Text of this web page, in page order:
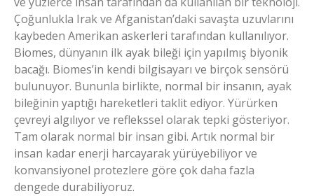
Çoğunlukla Irak ve Afganistan’daki savaşta uzuvlarını
kaybeden Amerikan askerleri tarafından kullanılıyor.
Biomes, dünyanın ilk ayak bileği için yapılmış biyonik
bacağı. Biomes’in kendi bilgisayarı ve birçok sensörü
bulunuyor. Bununla birlikte, normal bir insanın, ayak
bileğinin yaptığı hareketleri taklit ediyor. Yürürken
çevreyi algılıyor ve reflekssel olarak tepki gösteriyor.
Tam olarak normal bir insan gibi. Artık normal bir
insan kadar enerji harcayarak yürüyebiliyor ve
konvansiyonel protezlere göre çok daha fazla
dengede durabiliyoruz.